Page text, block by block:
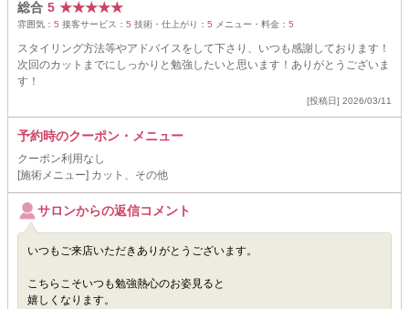
総合 5 ★★★★★
雰囲気： 5 接客サービス： 5 技術・仕上がり： 5 メニュー・料金： 5
スタイリング方法等やアドバイスをして下さり、いつも感謝しております！
次回のカットまでにしっかりと勉強したいと思います！ありがとうございま
す！
[投稿日] 2026/03/11
予約時のクーポン・メニュー
クーポン利用なし
[施術メニュー] カット、その他
サロンからの返信コメント
いつもご来店いただきありがとうございます。
こちらこそいつも勉強熱心のお姿見ると
嬉しくなります。